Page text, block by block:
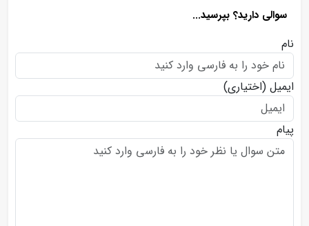
سوالی دارید؟ بپرسید...
نام
ایمیل (اختیاری)
پیام